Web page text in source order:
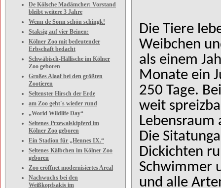
De Kölsche Madämcher: Vorstand
bleibt weitere 3 Jahre
Wenn de Sonn schön schingk!
Staksig auf vier Beinen:
Kölner Zoo mit bedeutender
Erbschaft bedacht
Schwäbisch-Hällische im Kölner
Zoo geboren
Großes Alaaf bei den größten
Zootieren
Seltenster Hirsch der Erde
am Zoo geht´s wieder rund
„World Wildlife Day“
Seltenes Przewalskipferd im
Kölner Zoo geboren
Ein Stadion für „Hennes IX.“
Seltenes Kälbchen im Kölner Zoo
geboren
Zoo eröffnet modernisiertes Areal
Nachwuchs bei den
Weißkopfsakis im
Die Tiere
Weibchen
als einem
Monate ein
250 Tage.
weit
Die
Dickichten
Schwimmer
und alle